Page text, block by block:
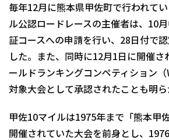
毎年12月に熊本県甲佐町で行われて
ル公認ロードレースの主催者は、10
証コースへの申請を行い、28日付で
した。また、同時に12月1日に開催さ
ールドランキングコンペティション
対象大会として承認されたことも明ら
甲佐10マイルは1975年まで「熊本甲
開催されていた大会を前身とし、